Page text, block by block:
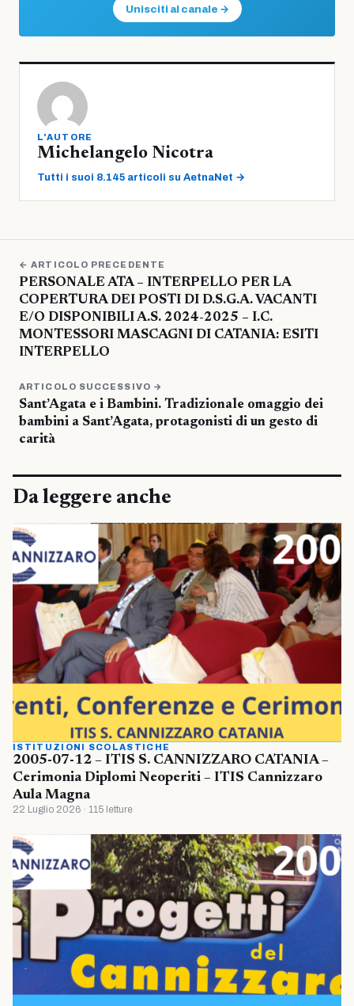
Unisciti al canale →
L'AUTORE
Michelangelo Nicotra
Tutti i suoi 8.145 articoli su AetnaNet →
← ARTICOLO PRECEDENTE
PERSONALE ATA – INTERPELLO PER LA
COPERTURA DEI POSTI DI D.S.G.A. VACANTI
E/O DISPONIBILI A.S. 2024-2025 – I.C.
MONTESSORI MASCAGNI DI CATANIA: ESITI
INTERPELLO
ARTICOLO SUCCESSIVO →
Sant’Agata e i Bambini. Tradizionale omaggio dei
bambini a Sant’Agata, protagonisti di un gesto di
carità
Da leggere anche
ISTITUZIONI SCOLASTICHE
2005-07-12 – ITIS S. CANNIZZARO CATANIA –
Cerimonia Diplomi Neoperiti – ITIS Cannizzaro
Aula Magna
22 Luglio 2026 · 115 letture